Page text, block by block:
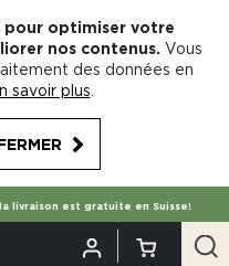
pour optimiser votre
nos contenus. Vous
des données en
savoir plus
livraison est gratuite en Suisse!